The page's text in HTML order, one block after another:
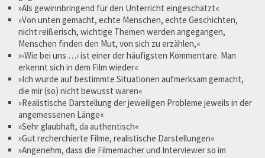
»Als gewinnbringend für den Unterricht eingeschätzt«
»Von unten gemacht, echte Menschen, echte Geschichten,
nicht reißerisch, wichtige Themen werden angegangen,
Menschen finden den Mut, von sich zu erzählen,«
»›Wie bei uns …‹ ist einer der häufigsten Kommentare. Man
erkennt sich in dem Film wieder«
»Ich wurde auf bestimmte Situationen aufmerksam gemacht,
die mir (so) nicht bewusst waren«
»Realistische Darstellung der jeweiligen Probleme jeweils in der
angemessenen Länge«
»Sehr glaubhaft, da authentisch«
»Gut recherchierte Filme, realistische Darstellungen«
»Angenehm, dass die Filmemacher und Interviewer so im